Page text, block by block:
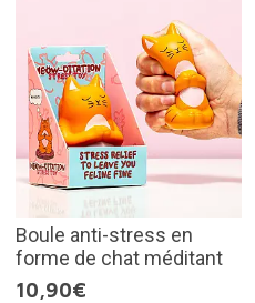
Boule anti-stress en
forme de chat méditant
10,90€